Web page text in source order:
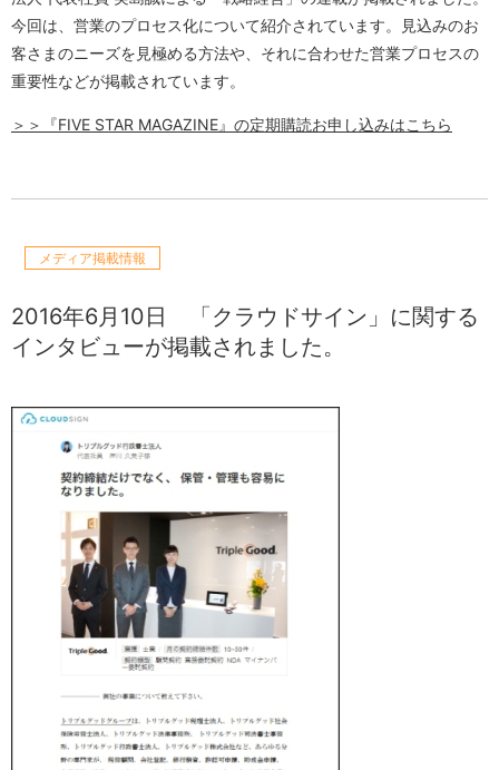
今回は、営業のプロセス化について紹介されています。見込みのお
客さまのニーズを見極める方法や、それに合わせた営業プロセスの
重要性などが掲載されています。
＞＞『FIVE STAR MAGAZINE』の定期購読お申し込みはこちら
メディア掲載情報
2016年6月10日
「クラウドサイン」に関する
インタビューが掲載されました。